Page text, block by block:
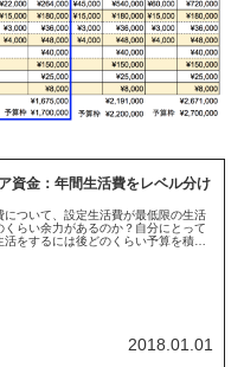
資金：年間生活費をレベル分け
について、設定生活費が最低限の生活
くらい余力があるのか？自分にとって
活をするには後どのくらい予算を積み
2018.01.01